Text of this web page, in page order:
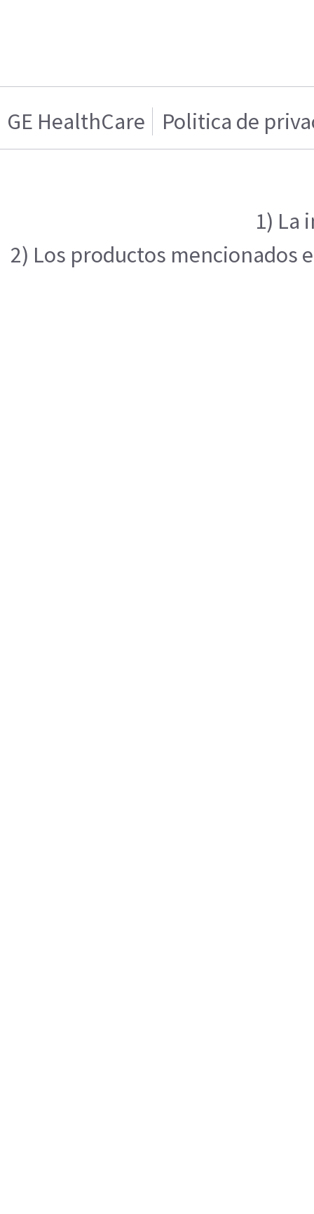
GE HealthCare Politica de
1) La
2) Los productos mencionados